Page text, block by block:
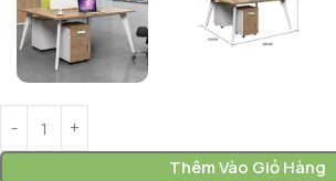
Thêm Vào Giỏ Hàng